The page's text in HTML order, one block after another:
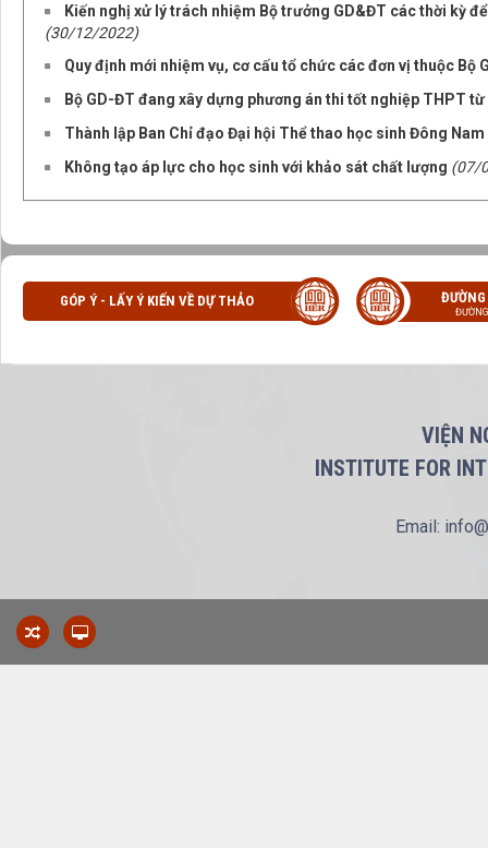
Kiến nghị xử lý trách nhiệm Bộ trưởng GD&ĐT các thời kỳ
(30/12/2022)
Quy định mới nhiệm vụ, cơ cấu tổ chức các đơn vị thuộc Bộ
Bộ GD-ĐT đang xây dựng phương án thi tốt nghiệp THPT từ
Thành lập Ban Chỉ đạo Đại hội Thể thao học sinh Đông Nam
Không tạo áp lực cho học sinh với khảo sát chất lượng (07/
GÓP Ý - LẤY Ý KIẾN VỀ DỰ THẢO
VIỆN
INSTITUTE FOR
Email: